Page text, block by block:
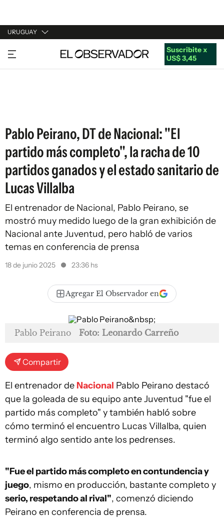
URUGUAY
URUGUAY
ARGENTINA
Suscribite x
US$ 3,45
Pablo Peirano, DT de Nacional: "El
partido más completo", la racha de 10
partidos ganados y el estado sanitario de
Lucas Villalba
El entrenador de Nacional, Pablo Peirano, se
mostró muy medido luego de la gran exhibición de
Nacional ante Juventud, pero habló de varios
temas en conferencia de prensa
18 de junio 2025 23:36 hs
Agregar El Observador en
Pablo Peirano Foto: Leonardo Carreño
Compartir
El entrenador de Nacional Pablo Peirano destacó
que la goleada de su equipo ante Juventud "fue el
partido más completo" y también habló sobre
cómo terminó el encuentro Lucas Villalba, quien
terminó algo sentido ante los pedrenses.
"Fue el partido más completo en contundencia y
juego, mismo en producción, bastante completo y
serio, respetando al rival", comenzó diciendo
Peirano en conferencia de prensa.